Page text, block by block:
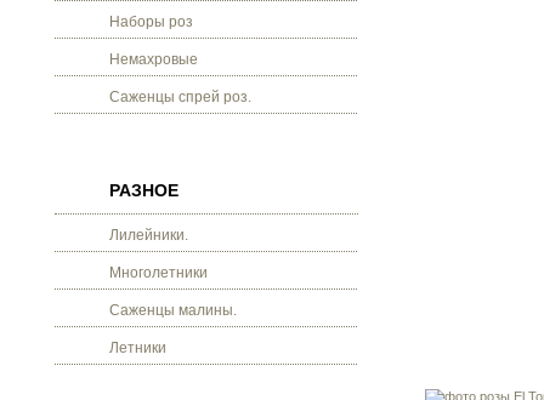
Наборы роз
Немахровые
Саженцы спрей роз.
РАЗНОЕ
Лилейники.
Многолетники
Саженцы малины.
Летники